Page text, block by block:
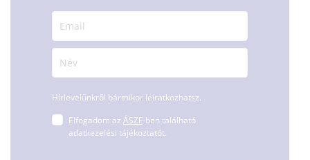
Hírlevelünkről bármikor leiratkozhatsz.
Elfogadom az ÁSZF-ben található
adatkezelési tájékoztatót.